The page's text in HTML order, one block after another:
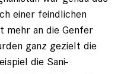
einer feindlichen
mehr an die Genfer
ganz gezielt die
die Sani-